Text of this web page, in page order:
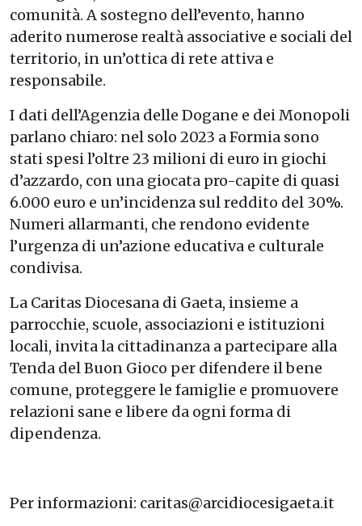
comunità. A sostegno dell’evento, hanno
aderito numerose realtà associative e sociali del
territorio, in un’ottica di rete attiva e
responsabile.
I dati dell’Agenzia delle Dogane e dei Monopoli
parlano chiaro: nel solo 2023 a Formia sono
stati spesi l’oltre 23 milioni di euro in giochi
d’azzardo, con una giocata pro-capite di quasi
6.000 euro e un’incidenza sul reddito del 30%.
Numeri allarmanti, che rendono evidente
l’urgenza di un’azione educativa e culturale
condivisa.
La Caritas Diocesana di Gaeta, insieme a
parrocchie, scuole, associazioni e istituzioni
locali, invita la cittadinanza a partecipare alla
Tenda del Buon Gioco per difendere il bene
comune, proteggere le famiglie e promuovere
relazioni sane e libere da ogni forma di
dipendenza.
Per informazioni: caritas@arcidiocesigaeta.it